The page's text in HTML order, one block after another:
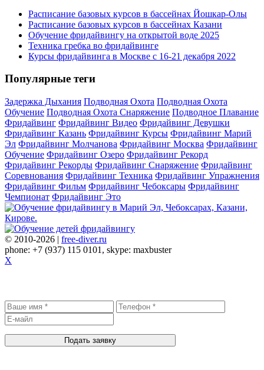
Расписание базовых курсов в бассейнах Йошкар-Олы
Расписание базовых курсов в бассейнах Казани
Обучение фридайвингу на открытой воде 2025
Техника гребка во фридайвинге
Курсы фридайвинга в Москве с 16-21 декабря 2022
Популярные теги
Задержка Дыхания Подводная Охота Подводная Охота
Обучение Подводная Охота Снаряжение Подводное Плавание
Фридайвинг Фридайвинг Видео Фридайвинг Девушки
Фридайвинг Казань Фридайвинг Курсы Фридайвинг Марий
Эл Фридайвинг Молчанова Фридайвинг Москва Фридайвинг
Обучение Фридайвинг Озеро Фридайвинг Рекорд
Фридайвинг Рекорды Фридайвинг Снаряжение Фридайвинг
Соревнования Фридайвинг Техника Фридайвинг Упражнения
Фридайвинг Фильм Фридайвинг Чебоксары Фридайвинг
Чемпионат Фридайвинг Это
© 2010-2026 | free-diver.ru
phone: +7 (937) 115 0101, skype: maxbuster
X